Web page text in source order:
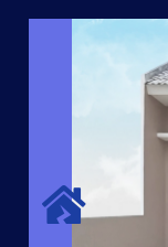
Hunian
kota, 2